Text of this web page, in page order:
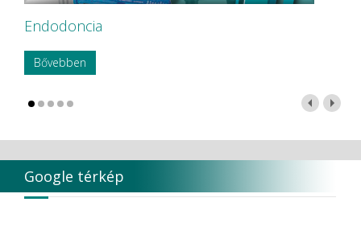
Endodoncia
Bővebben
Google térkép